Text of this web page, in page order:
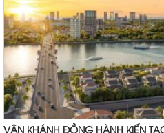
VÂN KHÁNH ĐỒNG HÀNH KIẾN